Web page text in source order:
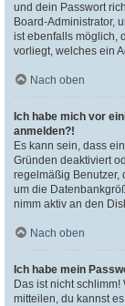
und dein Passwort
Board-Administrator,
ist ebenfalls möglich,
vorliegt, welches ein
Nach oben
Ich habe mich vor
anmelden?!
Es kann sein, dass
Gründen deaktiviert
regelmäßig Benutzer,
um die
nimm aktiv an den
Nach oben
Ich habe mein
Das ist nicht
mitteilen, du kannst